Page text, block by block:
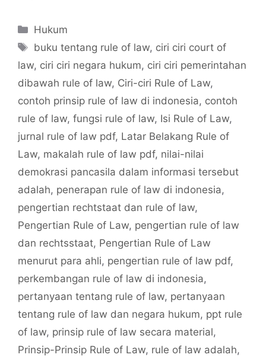
Categories
Hukum
Tags
buku tentang rule of law, ciri ciri court of
law, ciri ciri negara hukum, ciri ciri pemerintahan
dibawah rule of law, Ciri-ciri Rule of Law,
contoh prinsip rule of law di indonesia, contoh
rule of law, fungsi rule of law, Isi Rule of Law,
jurnal rule of law pdf, Latar Belakang Rule of
Law, makalah rule of law pdf, nilai-nilai
demokrasi pancasila dalam informasi tersebut
adalah, penerapan rule of law di indonesia,
pengertian rechtstaat dan rule of law,
Pengertian Rule of Law, pengertian rule of law
dan rechtsstaat, Pengertian Rule of Law
menurut para ahli, pengertian rule of law pdf,
perkembangan rule of law di indonesia,
pertanyaan tentang rule of law, pertanyaan
tentang rule of law dan negara hukum, ppt rule
of law, prinsip rule of law secara material,
Prinsip-Prinsip Rule of Law, rule of law adalah,